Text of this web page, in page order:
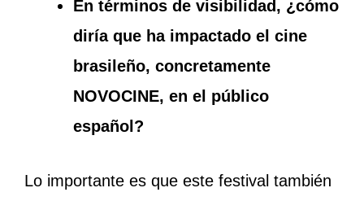
En términos de visibilidad, ¿cómo
diría que ha impactado el cine
brasileño, concretamente
NOVOCINE, en el público
español?
Lo importante es que este festival también